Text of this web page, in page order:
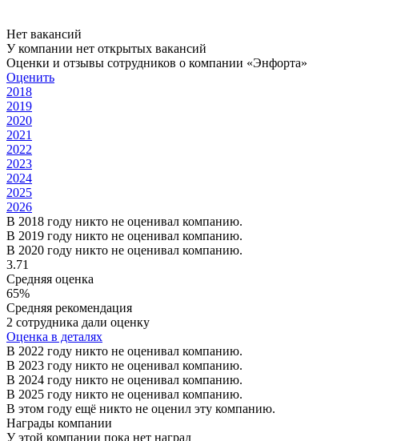
Нет вакансий
У компании нет открытых вакансий
Оценки и отзывы сотрудников о компании «Энфорта»
Оценить
2018
2019
2020
2021
2022
2023
2024
2025
2026
В 2018 году никто не оценивал компанию.
В 2019 году никто не оценивал компанию.
В 2020 году никто не оценивал компанию.
3.71
Средняя оценка
65%
Средняя рекомендация
2 сотрудника дали оценку
Оценка в деталях
В 2022 году никто не оценивал компанию.
В 2023 году никто не оценивал компанию.
В 2024 году никто не оценивал компанию.
В 2025 году никто не оценивал компанию.
В этом году ещё никто не оценил эту компанию.
Награды компании
У этой компании пока нет наград